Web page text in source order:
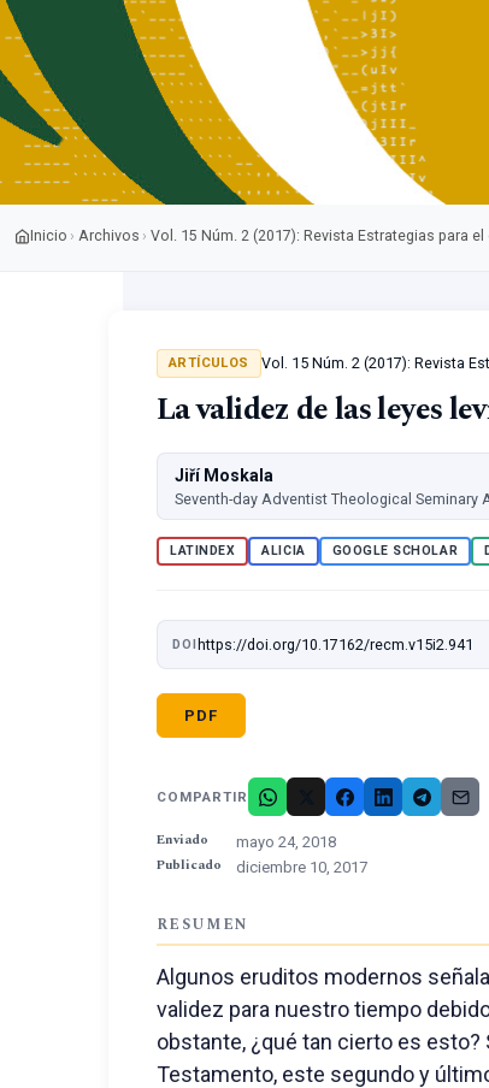
Inicio › Archivos › Vol. 15 Núm. 2 (2017): Revista Estrategias para
ARTÍCULOS Vol. 15 Núm. 2 (2017): Revista
La validez de las leyes
Jiří Moskala
Seventh-day Adventist Theological Seminary
LATINDEX ALICIA GOOGLE SCHOLAR
DOI https://doi.org/10.17162/recm.v15i2.941
PDF
COMPARTIR
Enviado mayo 24, 2018
Publicado diciembre 10, 2017
RESUMEN
Algunos eruditos modernos
validez para nuestro tiempo
obstante, ¿qué tan cierto es
Testamento, este segundo y